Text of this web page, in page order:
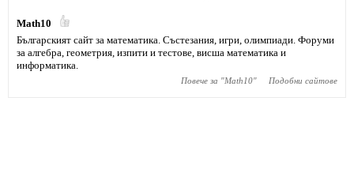
Math10
Българският сайт за математика. Състезания, игри, олимпиади. Форуми
за алгебра, геометрия, изпити и тестове, висша математика и
информатика.
Повече за "Math10" Подобни сайтове